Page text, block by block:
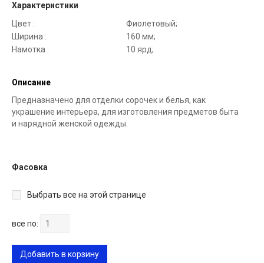
Характеристики
Цвет :
Фиолетовый;
Ширина :
160 мм;
Намотка :
10 ярд;
Описание
Предназначено для отделки сорочек и белья, как
украшение интерьера, для изготовления предметов быта
и нарядной женской одежды.
Фасовка
Выбрать все на этой странице
все по:
Добавить в корзину